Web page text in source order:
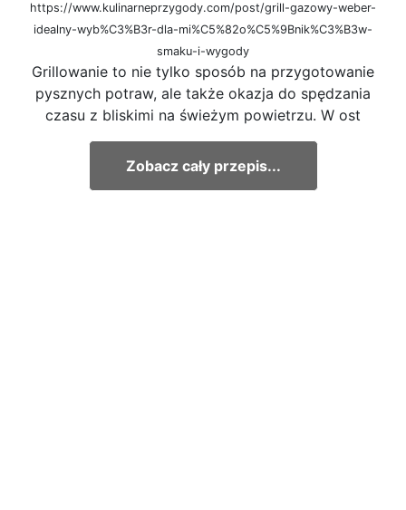
https://www.kulinarneprzygody.com/post/grill-gazowy-weber-
idealny-wyb%C3%B3r-dla-mi%C5%82o%C5%9Bnik%C3%B3w-
smaku-i-wygody
Grillowanie to nie tylko sposób na przygotowanie
pysznych potraw, ale także okazja do spędzania
czasu z bliskimi na świeżym powietrzu. W ost
Zobacz cały przepis...